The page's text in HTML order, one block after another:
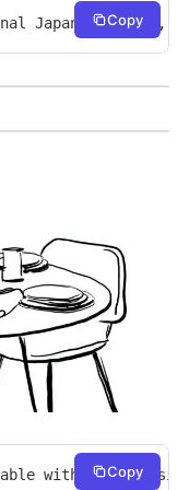
JapaneseCopy
with dishes,
Copy